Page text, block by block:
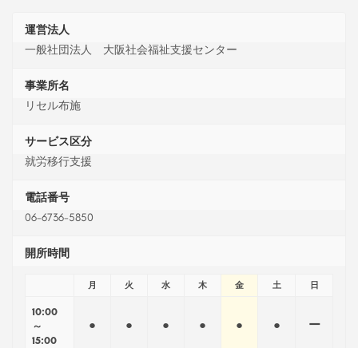
運営法人
一般社団法人 大阪社会福祉支援センター
事業所名
リセル布施
サービス区分
就労移行支援
電話番号
06-6736-5850
開所時間
月 火 水 木 金 土 日
10:00
～
15:00
● ● ● ● ● ● ー